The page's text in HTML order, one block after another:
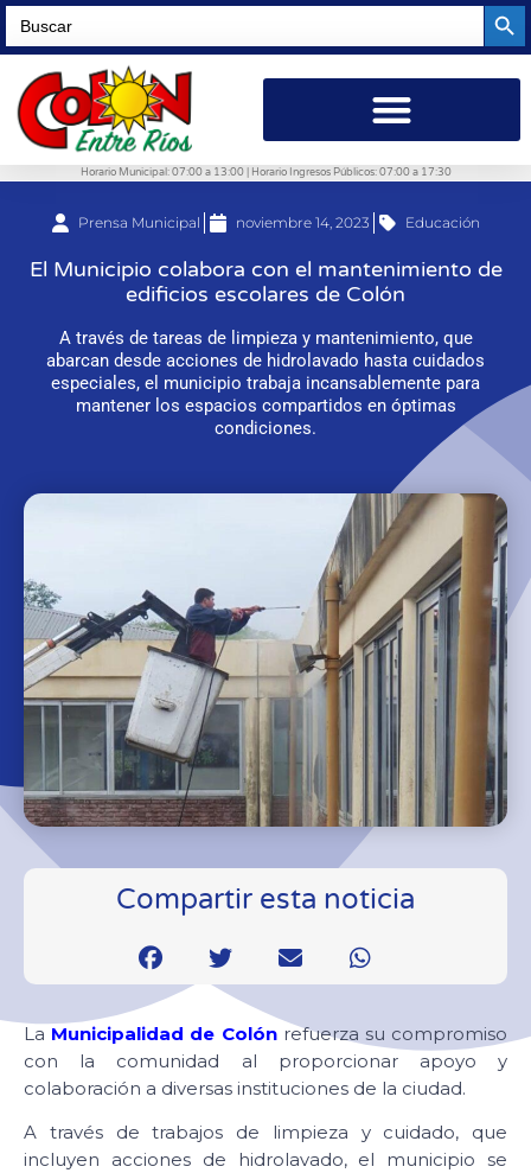
Search
for:
Horario Municipal: 07:00 a 13:00 | Horario Ingresos Públicos: 07:00 a 17:30
Prensa Municipal noviembre 14, 2023 Educación
El Municipio colabora con el mantenimiento de
edificios escolares de Colón
A través de tareas de limpieza y mantenimiento, que
abarcan desde acciones de hidrolavado hasta cuidados
especiales, el municipio trabaja incansablemente para
mantener los espacios compartidos en óptimas
condiciones.
Compartir esta noticia
La Municipalidad de Colónrefuerza su compromiso
con la comunidad al proporcionar apoyo y
colaboración a diversas instituciones de la ciudad.
A través de trabajos de limpieza y cuidado, que
incluyen acciones de hidrolavado, el municipio se